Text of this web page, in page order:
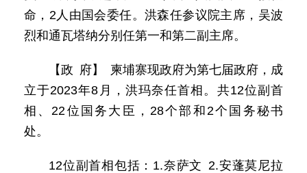
命，2人由国会委任。洪森任参议院主席，吴波
烈和通瓦塔纳分别任第一和第二副主席。
【政 府】 柬埔寨现政府为第七届政府，成
立于2023年8月，洪玛奈任首相。共12位副首
相、22位国务大臣，28个部和2个国务秘书
处。
12位副首相包括：1.奈萨文 2.安蓬莫尼拉